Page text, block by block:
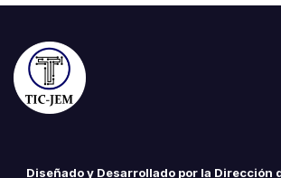
Diseñado y Desarrollado por la Dirección